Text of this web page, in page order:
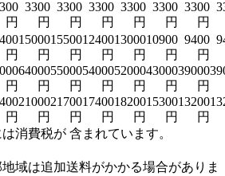
円
3300
円
3300
円
3300
円
3300
円
3300
円
3300
円
円
15000
円
15500
円
12400
円
13000
円
10900
円
9400
円
円
64000
円
55000
円
54000
円
52000
円
43000
円
39000
円
円
21000
円
21700
円
17400
円
18200
円
15300
円
13200
円
消費税が 含まれています。
域は追加送料がかかる場合がありま